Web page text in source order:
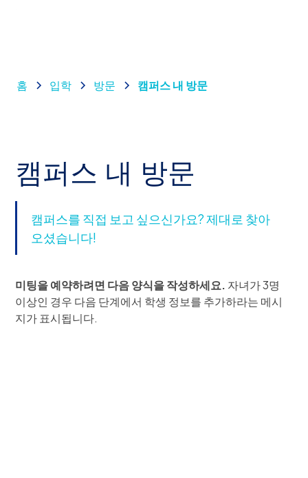
홈 입학 방문 캠퍼스 내 방문
캠퍼스 내 방문
캠퍼스를 직접 보고 싶으신가요? 제대로 찾아
오셨습니다!
미팅을 예약하려면 다음 양식을 작성하세요. 자녀가 3명
이상인 경우 다음 단계에서 학생 정보를 추가하라는 메시
지가 표시됩니다.